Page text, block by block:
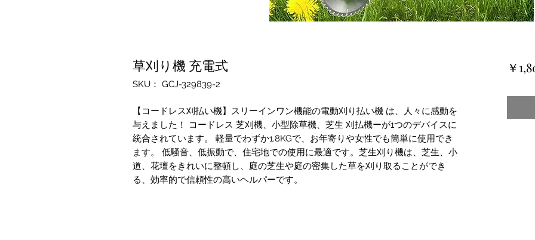
草刈り機 充電式
SKU： GCJ-329839-2
【コードレス刈払い機】スリーインワン機能の電動刈り払い機 は、人々に感動を
与えました！ コードレス 芝刈機、小型除草機、芝生 刈払機ーが1つのデバイスに
統合されています。 軽量でわずか1.8KGで、お年寄りや女性でも簡単に使用でき
ます。 低騒音、低振動で、住宅地での使用に最適です。芝生刈り機は、芝生、小
道、花壇をきれいに整頓し、庭の芝生や庭の密集した草を刈り取ることができ
る、効率的で信頼性の高いヘルパーです。
￥